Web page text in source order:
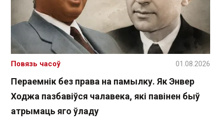
Пераемнік без права на памылку. Як Энвер
Ходжа пазбавіўся чалавека, які павінен быў
атрымаць яго ўладу
Повязь часоў 01.08.2026